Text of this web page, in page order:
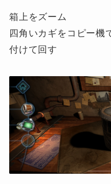
箱上をズーム
四角いカギをコピー機
付けて回す